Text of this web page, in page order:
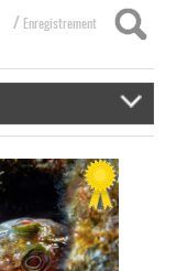
/ Enregistrement